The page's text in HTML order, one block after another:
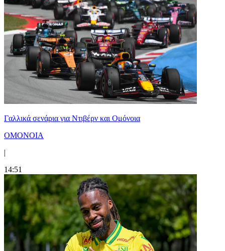
Γαλλικά σενάρια για Ντιβέρν και Ομόνοια
ΟΜΟΝΟΙΑ
|
14:51